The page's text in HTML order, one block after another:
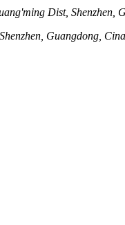
Dist, Shenzhen,
Guangdong, Cina